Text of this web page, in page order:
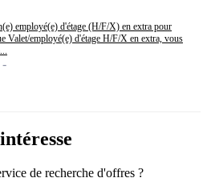
employé(e) d'étage (H/F/X) en extra pour
Valet/employé(e) d'étage H/F/X en extra, vous
de recherche d'offres ?